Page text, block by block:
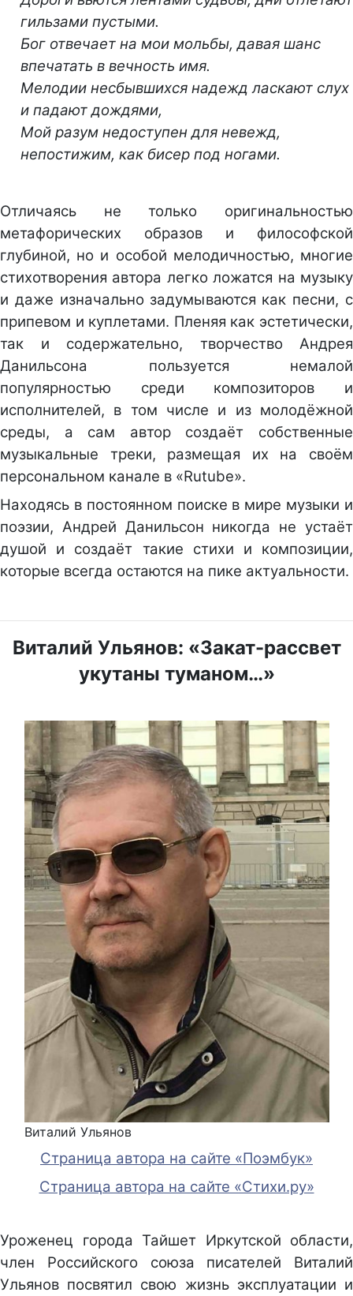
гильзами пустыми.
Бог отвечает на мои мольбы, давая шанс
впечатать в вечность имя.
Мелодии несбывшихся надежд ласкают слух
и падают дождями,
Мой разум недоступен для невежд,
непостижим, как бисер под ногами.
Отличаясь не только оригинальностью
метафорических образов и философской
глубиной, но и особой мелодичностью, многие
стихотворения автора легко ложатся на музыку
и даже изначально задумываются как песни, с
припевом и куплетами. Пленяя как эстетически,
так и содержательно, творчество Андрея
Данильсона пользуется немалой
популярностью среди композиторов и
исполнителей, в том числе и из молодёжной
среды, а сам автор создаёт собственные
музыкальные треки, размещая их на своём
персональном канале в «Rutube».
Находясь в постоянном поиске в мире музыки и
поэзии, Андрей Данильсон никогда не устаёт
душой и создаёт такие стихи и композиции,
которые всегда остаются на пике актуальности.
Виталий Ульянов: «Закат-рассвет
укутаны туманом…»
Виталий Ульянов
Страница автора на сайте «Поэмбук»
Страница автора на сайте «Стихи.ру»
Уроженец города Тайшет Иркутской области,
член Российского союза писателей Виталий
Ульянов посвятил свою жизнь эксплуатации и